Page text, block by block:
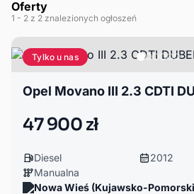
Oferty
1 - 2 z 2 znalezionych ogłoszeń
Tylko u nas
Opel Movano III 2.3 CDTI
47 900 zł
Diesel
2012
Manualna
Nowa Wieś (Kujawsko-